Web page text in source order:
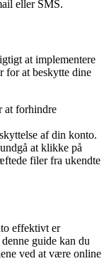
eller SMS.
at implementere
for at beskytte dine
at forhindre
af din konto.
at klikke på
filer fra ukendte
effektivt er
guide kan du
ved at være online